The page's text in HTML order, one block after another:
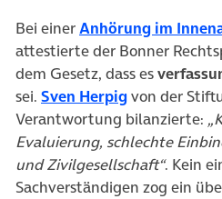
Bei einerAnhörung im
attestierte der Bonner
dem Gesetz, dass es
sei. Sven Herpig(öffnet in
von der
Verantwortung bilanzierte:
Evaluierung, schlechte
und Zivilgesellschaft“. Kein
Sachverständigen zog ein